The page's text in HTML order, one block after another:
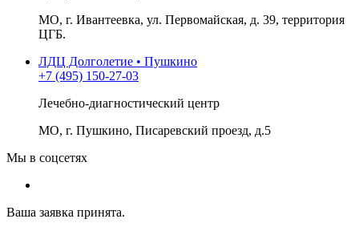
МО, г. Ивантеевка, ул. Первомайская, д. 39, территория
ЦГБ.
ЛДЦ Долголетие • Пушкино
+7 (495) 150-27-03
Лечебно-диагностический центр
МО, г. Пушкино, Писаревский проезд, д.5
Мы в соцсетях
Ваша заявка принята.